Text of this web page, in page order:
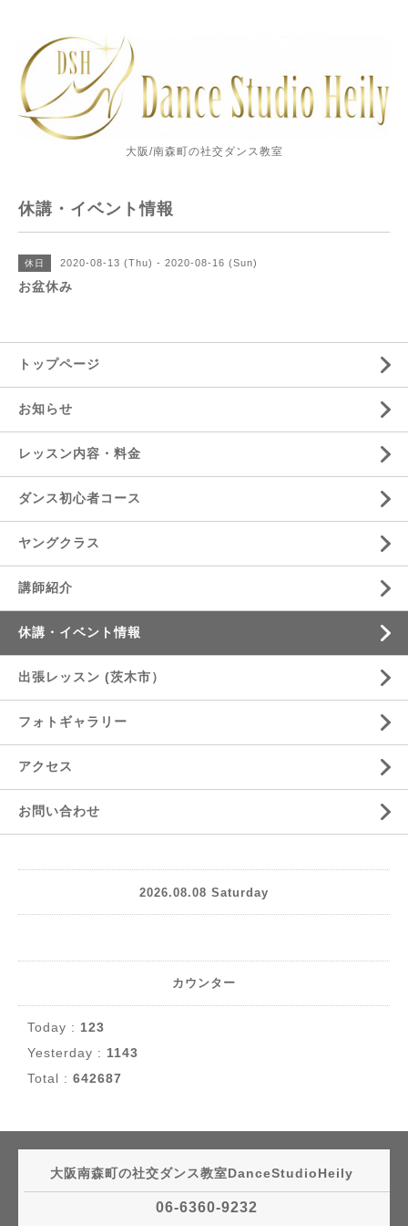
大阪/南森町の社交ダンス教室
休講・イベント情報
休日 2020-08-13 (Thu) - 2020-08-16 (Sun)
お盆休み
トップページ
お知らせ
レッスン内容・料金
ダンス初心者コース
ヤングクラス
講師紹介
休講・イベント情報
出張レッスン (茨木市）
フォトギャラリー
アクセス
お問い合わせ
2026.08.08 Saturday
カウンター
Today : 123
Yesterday : 1143
Total : 642687
大阪南森町の社交ダンス教室DanceStudioHeily
06-6360-9232